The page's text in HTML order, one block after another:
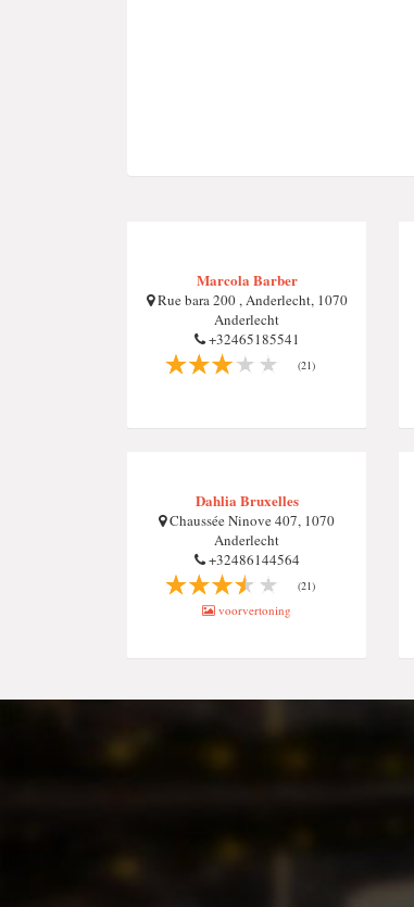
Marcola Barber
Rue bara 200 , Anderlecht, 1070
Anderlecht
+32465185541
(21)
Dahlia Bruxelles
Chaussée Ninove 407, 1070
Anderlecht
+32486144564
(21)
voorvertoning